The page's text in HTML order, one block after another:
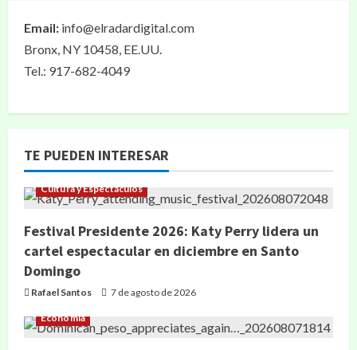
Email: info@elradardigital.com
Bronx, NY 10458, EE.UU.
Tel.: 917-682-4049
TE PUEDEN INTERESAR
Cultura y Espectáculos
Festival Presidente 2026: Katy Perry lidera un
cartel espectacular en diciembre en Santo
Domingo
Rafael Santos 7 de agosto de 2026
Economía